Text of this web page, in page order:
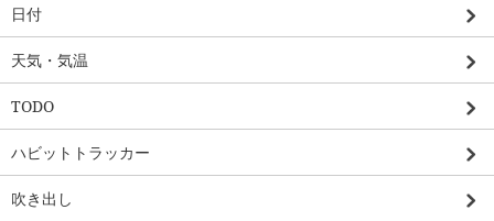
日付
天気・気温
TODO
ハビットトラッカー
吹き出し